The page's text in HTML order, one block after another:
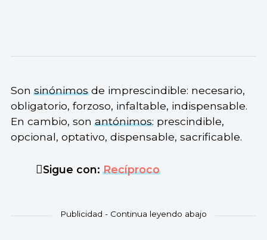
Sonsinónimosde imprescindible: necesario,
obligatorio, forzoso, infaltable, indispensable.
En cambio, sonantónimos: prescindible,
opcional, optativo, dispensable, sacrificable.
Sigue con:Recíproco